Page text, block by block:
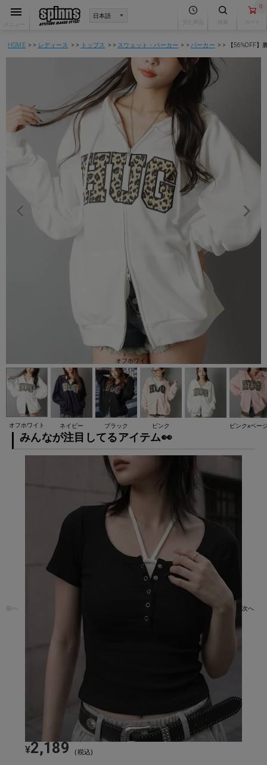
0
HOME レディース トップス スウェット・パーカー パーカー 【56%OFF
オフホワイト
オフホワイト ネイビー ブラック ピンク ピンクxベー
みんなが注目してるアイテム👀
前へ
¥2,189 税込
次へ